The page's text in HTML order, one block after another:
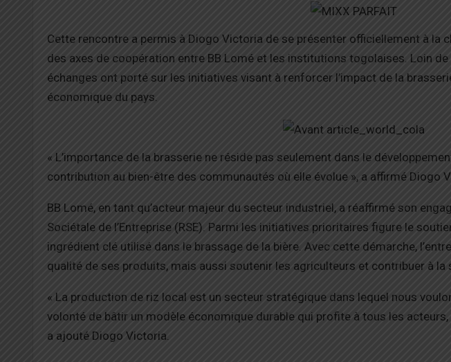
Cette rencontre a permis à Diogo Victoria de se présenter officiellement à la
des axes de coopération entre BB Lomé et les institutions togolaises. Loin
échanges ont porté sur les initiatives visant à renforcer l’impact de la
économique du pays.
« L’importance de la brasserie ne réside pas seulement dans le
contribution au bien-être des communautés où elle évolue », a affirmé Diogo
BB Lomé, en tant qu’acteur majeur du secteur industriel, a réaffirmé son
Sociétale de l’Entreprise (RSE). Parmi les initiatives prioritaires figure le
ingrédient clé utilisé dans le brassage de la bière. Avec cette démarche,
qualité de ses produits, mais aussi soutenir les agriculteurs et contribuer à la
« La production de riz local est un secteur stratégique dans lequel nous
volonté de bâtir un modèle économique durable qui profite à tous les
a ajouté Diogo Victoria.